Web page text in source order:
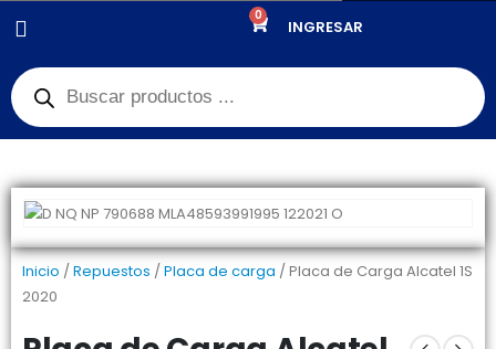
0
INGRESAR
PLACA DE CARGA
Inicio /Repuestos /Placa de carga / Placa de Carga Alcatel 1S
2020